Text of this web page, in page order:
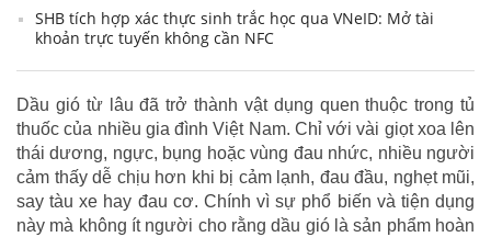
SHB tích hợp xác thực sinh trắc học qua VNeID: Mở tài
khoản trực tuyến không cần NFC
Dầu gió từ lâu đã trở thành vật dụng quen thuộc trong tủ
thuốc của nhiều gia đình Việt Nam. Chỉ với vài giọt xoa lên
thái dương, ngực, bụng hoặc vùng đau nhức, nhiều người
cảm thấy dễ chịu hơn khi bị cảm lạnh, đau đầu, nghẹt mũi,
say tàu xe hay đau cơ. Chính vì sự phổ biến và tiện dụng
này mà không ít người cho rằng dầu gió là sản phẩm hoàn